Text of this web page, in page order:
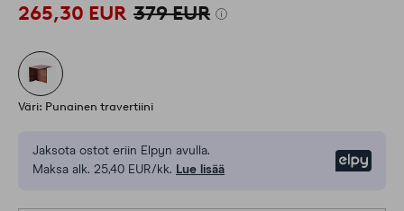
265,30 EUR 379 EUR
Väri: Punainen travertiini
Jaksota ostot eriin Elpyn avulla.
Maksa alk. 25,40 EUR/kk. Lue lisää